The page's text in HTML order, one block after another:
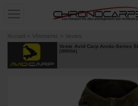
Accueil » Vêtements » Vestes
Veste Avid Carp Arctic-Series
[269315A]